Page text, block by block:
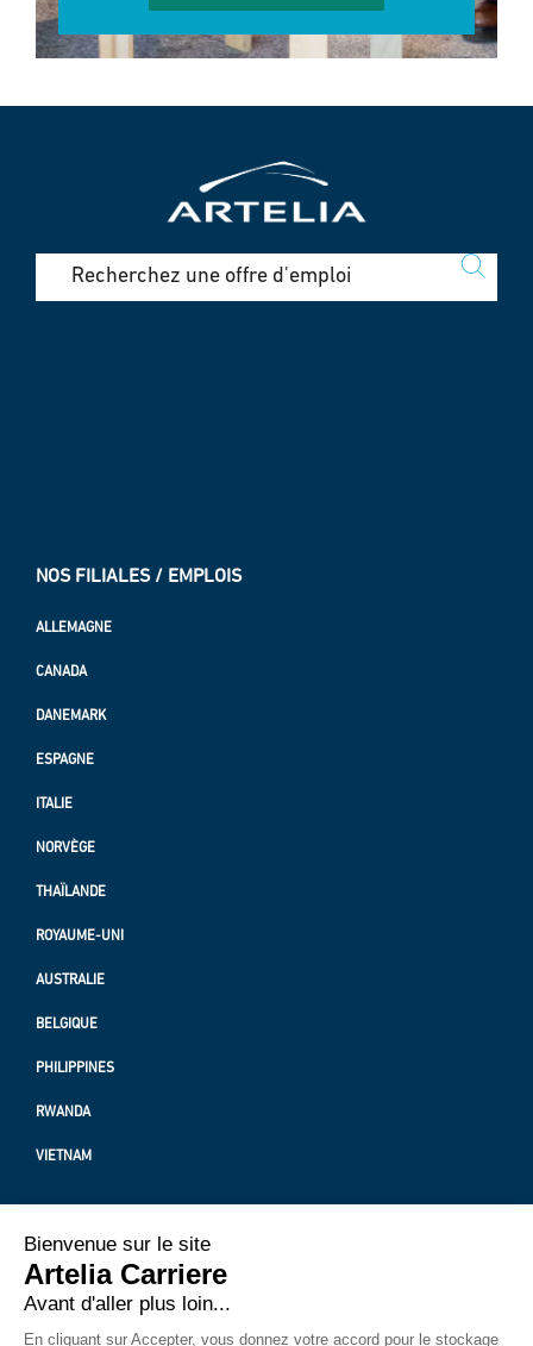
NOS FILIALES / EMPLOIS
ALLEMAGNE
CANADA
DANEMARK
ESPAGNE
ITALIE
NORVÈGE
THAÏLANDE
ROYAUME-UNI
AUSTRALIE
BELGIQUE
PHILIPPINES
RWANDA
VIETNAM
MENTION LÉGALES
A PROPOS DE NOUS